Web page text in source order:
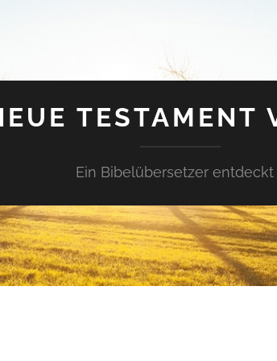
TESTAMENT
Ein Bibelübersetzer entdeckt